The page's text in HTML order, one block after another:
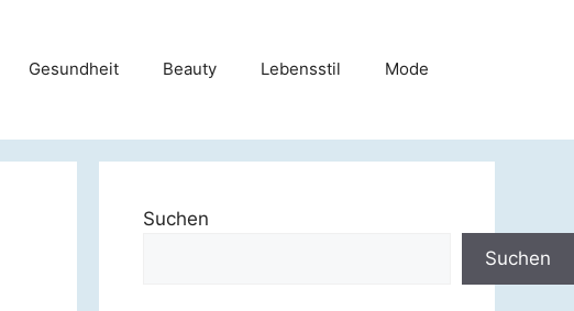
Gesundheit Beauty Lebensstil Mode
Suchen
Suchen